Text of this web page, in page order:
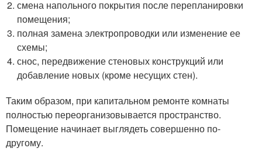
смена напольного покрытия после перепланировки
помещения;
полная замена электропроводки или изменение ее
схемы;
снос, передвижение стеновых конструкций или
добавление новых (кроме несущих стен).
Таким образом, при капитальном ремонте комнаты
полностью переорганизовывается пространство.
Помещение начинает выглядеть совершенно по-
другому.